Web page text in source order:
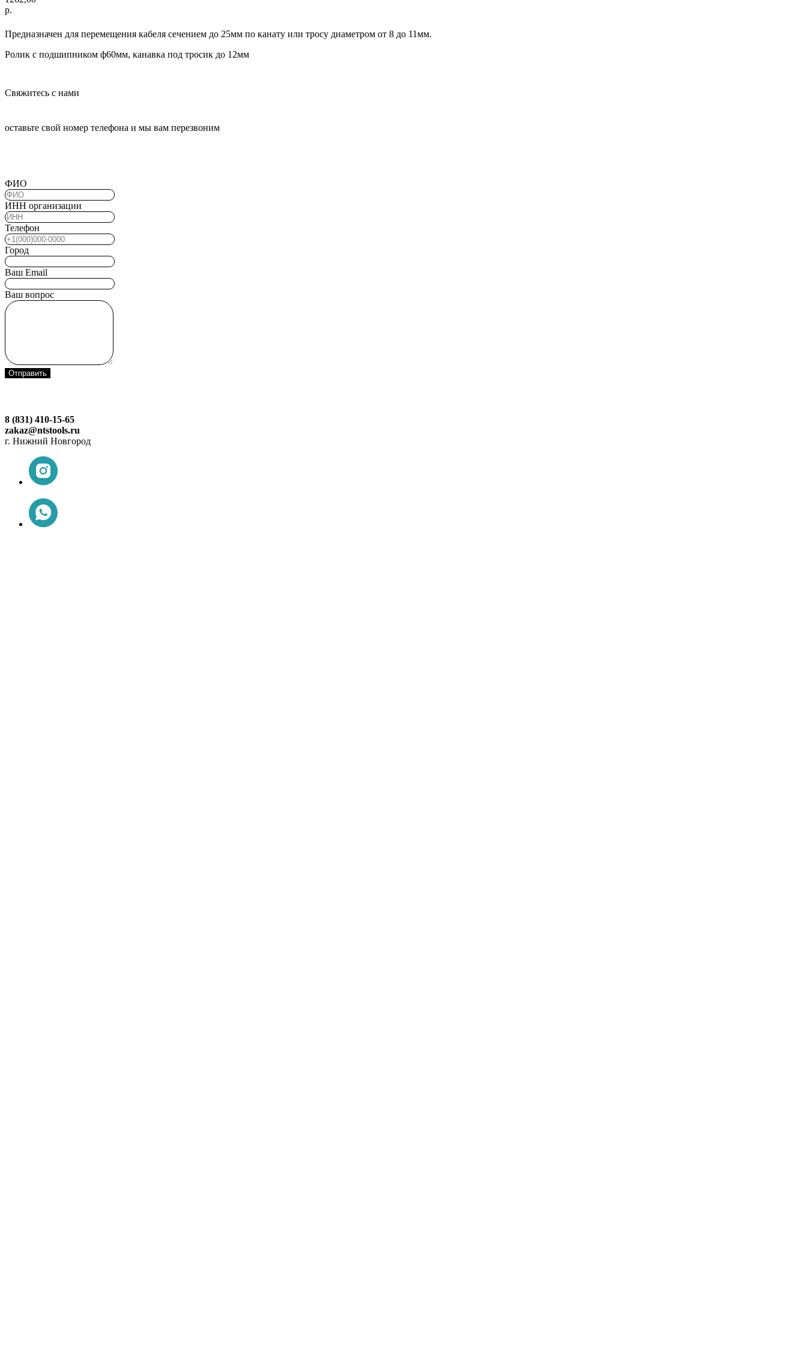
р.
Предназначен для перемещения кабеля сечением до 25мм по канату или тросу диаметром от 8 до 11мм.
Ролик с подшипником ф60мм, канавка под тросик до 12мм
Свяжитесь с нами
оставьте свой номер телефона и мы вам перезвоним
ФИО
ИНН организации
Телефон
Город
Ваш Email
Ваш вопрос
Отправить
8 (831) 410-15-65
zakaz@ntstools.ru
г. Нижний Новгород